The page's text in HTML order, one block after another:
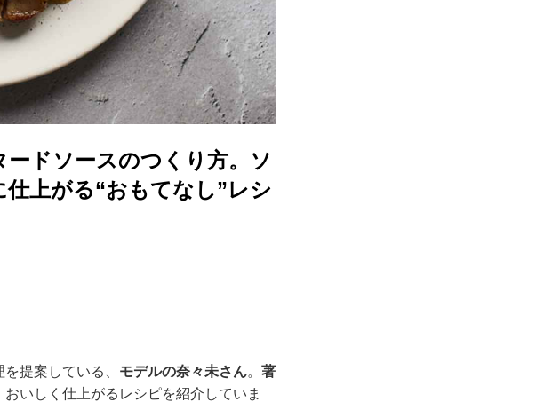
ドソースのつくり方。ソ
上がる“おもてなし”レシ
提案している、 モデルの奈々未さん。 著
いしく仕上がるレシピを紹介していま